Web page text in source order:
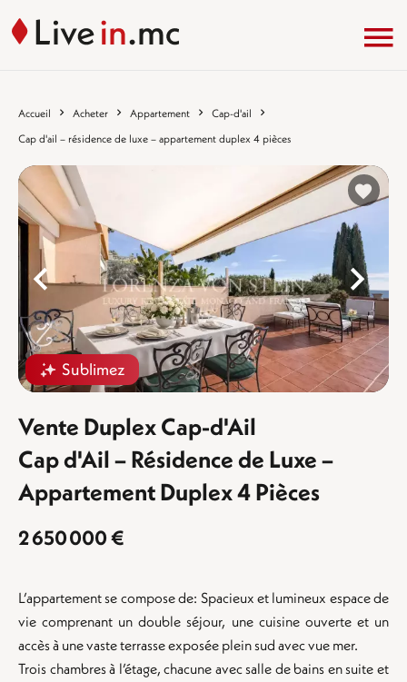
Accueil Acheter Appartement
Cap-d'ail
Cap d'ail – résidence de luxe – appartement duplex 4 pièces
Sublimez
%}
Vente Duplex Cap-d'Ail
Cap d'Ail – Résidence de Luxe –
Appartement Duplex 4 Pièces
2 650 000 €
L’appartement se compose de: Spacieux et lumineux espace de
vie comprenant un double séjour, une cuisine ouverte et un
accès à une vaste terrasse exposée plein sud avec vue mer.
Trois chambres à l’étage, chacune avec salle de bains en suite et